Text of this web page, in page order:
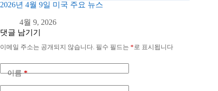
2026년 4월 9일 미국 주요 뉴스
4월 9, 2026
댓글 남기기
이메일 주소는 공개되지 않습니다. 필수 필드는 *로 표시됩니다
이름*